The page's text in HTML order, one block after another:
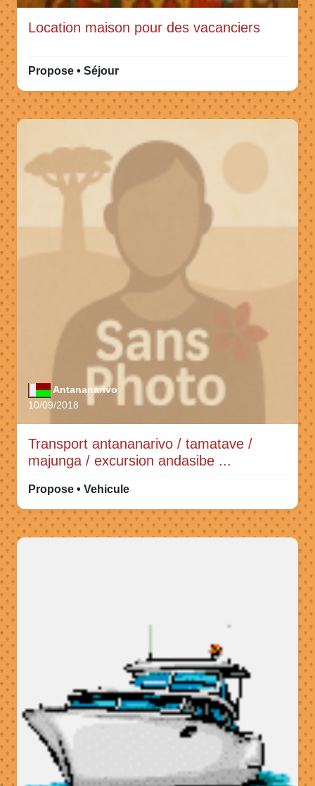
Location maison pour des vacanciers
Propose • Séjour
Antananarivo
10/09/2018
Transport antananarivo / tamatave /
majunga / excursion andasibe ...
Propose • Vehicule